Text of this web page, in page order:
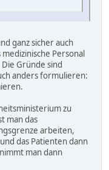
ganz sicher auch
Personal
Gründe sind
anders formulieren:
zu
man das
arbeiten,
das Patienten dann
man dann